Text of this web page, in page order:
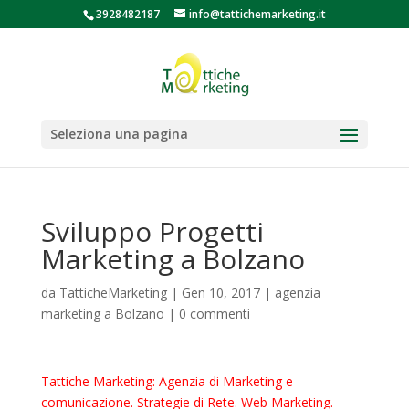
3928482187 info@tattichemarketing.it
Seleziona una pagina
Sviluppo Progetti
Marketing a Bolzano
da TatticheMarketing| Gen 10, 2017| agenzia
marketing a Bolzano | 0 commenti
Tattiche Marketing: Agenzia di Marketing e
comunicazione. Strategie di Rete. Web Marketing.